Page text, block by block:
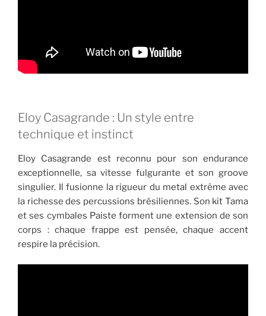
Eloy Casagrande : Un style entre
technique et instinct
Eloy Casagrande est reconnu pour son endurance
exceptionnelle, sa vitesse fulgurante et son groove
singulier. Il fusionne la rigueur du metal extrême avec
la richesse des percussions brésiliennes. Son kit Tama
et ses cymbales Paiste forment une extension de son
corps : chaque frappe est pensée, chaque accent
respire la précision.